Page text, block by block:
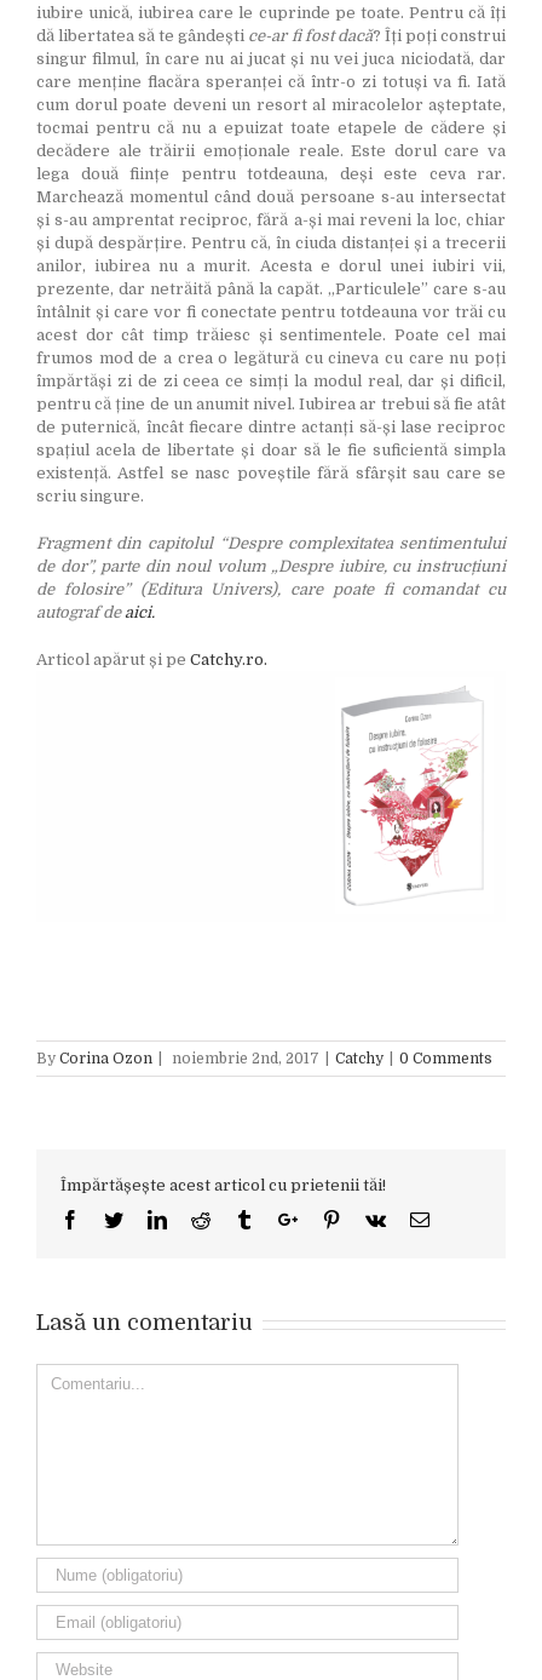
iubire unică, iubirea care le cuprinde pe toate. Pentru că îți
dă libertatea să te gândești ce-ar fi fost dacă? Îți poți construi
singur filmul, în care nu ai jucat și nu vei juca niciodată, dar
care menține flacăra speranței că într-o zi totuși va fi. Iată
cum dorul poate deveni un resort al miracolelor așteptate,
tocmai pentru că nu a epuizat toate etapele de cădere și
decădere ale trăirii emoționale reale. Este dorul care va
lega două ființe pentru totdeauna, deși este ceva rar.
Marchează momentul când două persoane s-au intersectat
și s-au amprentat reciproc, fără a-și mai reveni la loc, chiar
și după despărțire. Pentru că, în ciuda distanței și a trecerii
anilor, iubirea nu a murit. Acesta e dorul unei iubiri vii,
prezente, dar netrăită până la capăt. „Particulele” care s-au
întâlnit și care vor fi conectate pentru totdeauna vor trăi cu
acest dor cât timp trăiesc și sentimentele. Poate cel mai
frumos mod de a crea o legătură cu cineva cu care nu poți
împărtăși zi de zi ceea ce simți la modul real, dar și dificil,
pentru că ține de un anumit nivel. Iubirea ar trebui să fie atât
de puternică, încât fiecare dintre actanți să-și lase reciproc
spațiul acela de libertate și doar să le fie suficientă simpla
existență. Astfel se nasc poveștile fără sfârșit sau care se
scriu singure.
Fragment din capitolul “Despre complexitatea sentimentului
de dor”, parte din noul volum „Despre iubire, cu instrucțiuni
de folosire” (Editura Univers), care poate fi comandat cu
autograf de aici.
Articol apărut și pe Catchy.ro.
By Corina Ozon noiembrie 2nd, 2017 Catchy 0 Comments
Împărtășește acest articol cu prietenii tăi!
Facebook
TwitterLinkedinReddit TumblrGoogle+Pinterest
Vk Email
Lasă un comentariu
Comment